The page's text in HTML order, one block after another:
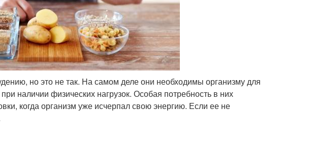
но это не так. На самом деле они необходимы организму для
наличии физических нагрузок. Особая потребность в них
когда организм уже исчерпал свою энергию. Если ее не